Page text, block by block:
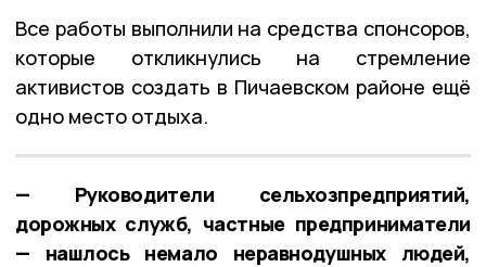
Все работы выполнили на средства спонсоров,
которые откликнулись на стремление
активистов создать в Пичаевском районе ещё
одно место отдыха.
— Руководители сельхозпредприятий,
дорожных служб, частные предприниматели
— нашлось немало неравнодушных людей,